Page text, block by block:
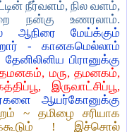
நீர்வளம், நில வளம்,
நன்கு உணரலாம்.
ஆநிரை மேய்க்கும்
- கானகமெல்லாம்
தேனிலினிய பிரானுக்கு
தமனகம், மரு, தமனகம்,
இருவாட்சிப்பூ,
ஆயர்கோனுக்கு
~ தமிழை சரியாக
! இச்சொல்